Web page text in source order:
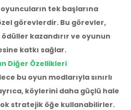
tek başlarına
görevlerdir. Bu görevler,
kazandırır ve oyunun
katkı sağlar.
Diğer Özellikleri
bu oyun modlarıyla sınırlı
köylerini daha güçlü hale
stratejik öğe kullanabilirler.